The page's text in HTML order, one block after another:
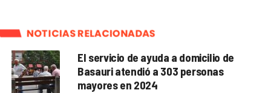
NOTICIAS RELACIONADAS
El servicio de ayuda a domicilio de
Basauri atendió a 303 personas
mayores en 2024